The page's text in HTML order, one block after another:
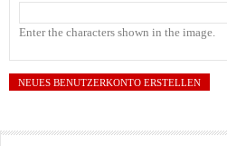
Enter the characters shown in the image.